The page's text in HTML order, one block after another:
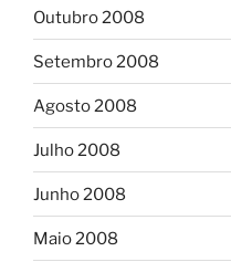
Outubro 2008
Setembro 2008
Agosto 2008
Julho 2008
Junho 2008
Maio 2008